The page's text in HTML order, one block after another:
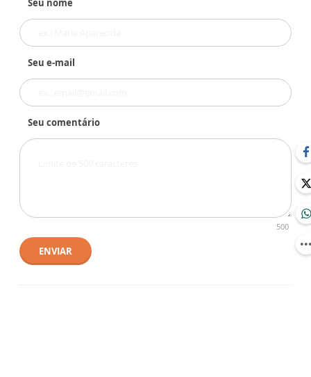
Seu e-mail
Seu comentário
500
ENVIAR